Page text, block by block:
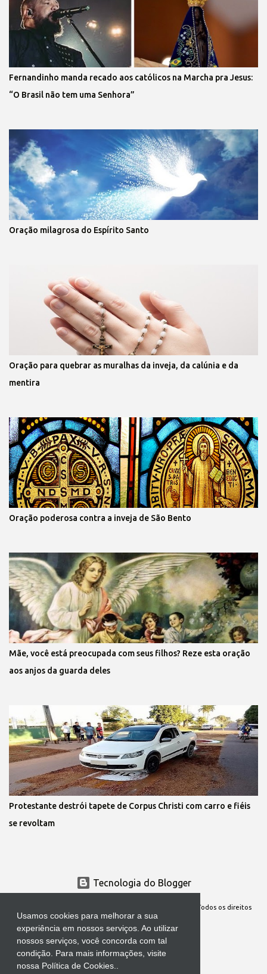
Usamos cookies para melhorar a sua
experiência em nossos serviços. Ao utilizar
nossos serviços, você concorda com tal
condição. Para mais informações, visite
nossa Política de Cookies..
Fernandinho manda recado aos católicos na Marcha pra Jesus:
“O Brasil não tem uma Senhora”
Oração milagrosa do Espírito Santo
Oração para quebrar as muralhas da inveja, da calúnia e da
mentira
Oração poderosa contra a inveja de São Bento
Mãe, você está preocupada com seus filhos? Reze esta oração
aos anjos da guarda deles
Protestante destrói tapete de Corpus Christi com carro e fiéis
se revoltam
Tecnologia do Blogger
Site Oficial da Comunidade Nossa Senhora cuida de mim. Todos os direitos